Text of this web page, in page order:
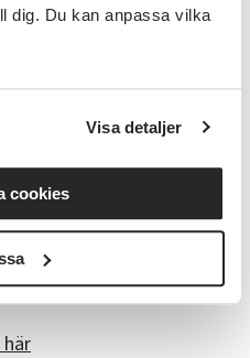
dig. Du kan anpassa vilka
Visa detaljer
cookies
e-post innan kursen
att du fått en plats.
fram vid för få